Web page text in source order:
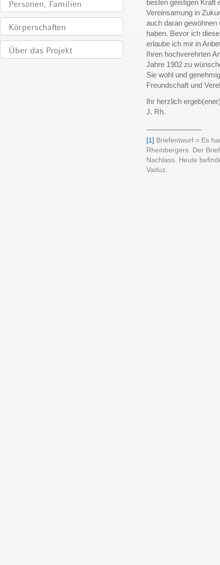
besten geistigen Kraft
Vereinsamung in
auch daran
haben. Bevor ich
erlaube ich mir in
Ihren hochverehrten
Jahre 1902 zu
Sie wohl und
Freundschaft und
Ihr herzlich
J. Rh.
[1] Briefentwurf = Es
Rheinbergers. Der
Nachlass. Heute
Vaduz.